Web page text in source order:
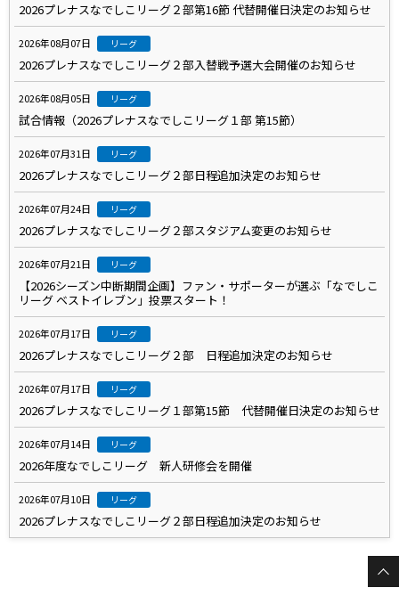
2026プレナスなでしこリーグ２部第16節 代替開催日決定のお知らせ
2026年08月07日 リーグ
2026プレナスなでしこリーグ２部入替戦予選大会開催のお知らせ
2026年08月05日 リーグ
試合情報（2026プレナスなでしこリーグ１部 第15節）
2026年07月31日 リーグ
2026プレナスなでしこリーグ２部日程追加決定のお知らせ
2026年07月24日 リーグ
2026プレナスなでしこリーグ２部スタジアム変更のお知らせ
2026年07月21日 リーグ
【2026シーズン中断期間企画】ファン・サポーターが選ぶ「なでしこ
リーグ ベストイレブン」投票スタート！
2026年07月17日 リーグ
2026プレナスなでしこリーグ２部 日程追加決定のお知らせ
2026年07月17日 リーグ
2026プレナスなでしこリーグ１部第15節 代替開催日決定のお知らせ
2026年07月14日 リーグ
2026年度なでしこリーグ 新人研修会を開催
2026年07月10日 リーグ
2026プレナスなでしこリーグ２部日程追加決定のお知らせ